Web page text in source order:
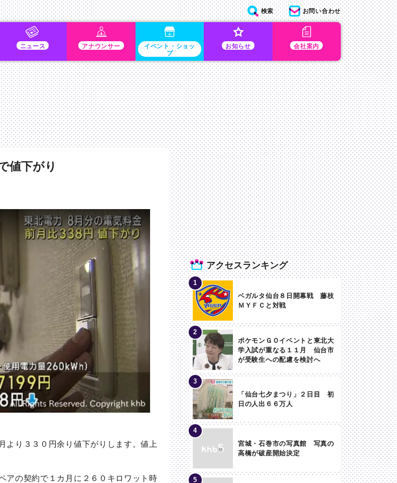
ニュース アナウンサー イベント・ショッ
プ
お知らせ 会社案内
検索 お問い合わせ
値下がり
り３３０円余り値下がりします。値上
の契約で１カ月に２６０キロワット時
アクセスランキング
ベガルタ仙台８日開幕戦 藤枝
ＭＹＦＣと対戦
ポケモンＧＯイベントと東北大
学入試が重なる１１月 仙台市
が受験生への配慮を検討へ
「仙台七夕まつり」２日目 初
日の人出６６万人
宮城・石巻市の写真館 写真の
高橋が破産開始決定